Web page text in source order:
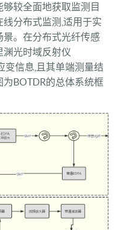
较全面地获取监测目
分布式监测,适用于实
景。在分布式光纤传感
渊光时域反射仪
变信息,且其单端测量结
BOTDR的总体系统框